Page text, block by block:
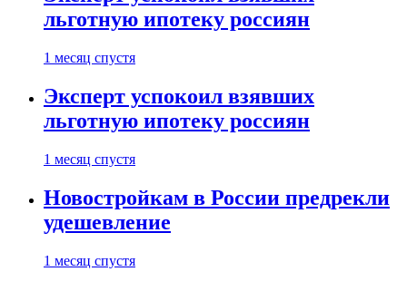
льготную ипотеку россиян
1 месяц спустя
Эксперт успокоил взявших
льготную ипотеку россиян
1 месяц спустя
Новостройкам в России предрекли
удешевление
1 месяц спустя